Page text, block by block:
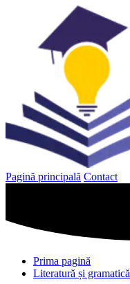
Pagină principală Contact
Prima pagină
Literatură și gramatică